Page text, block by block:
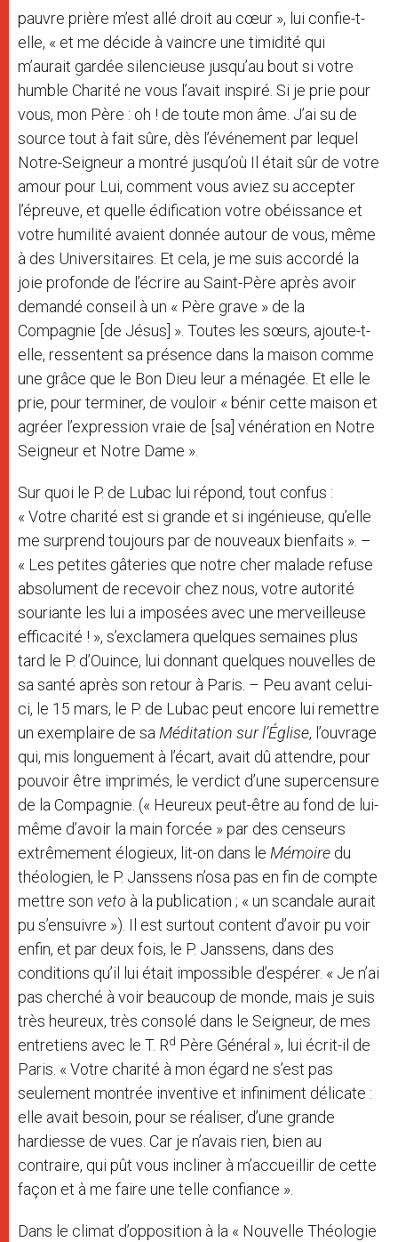
pauvre prière m’est allé droit au cœur », lui confie-t-
elle, « et me décide à vaincre une timidité qui
m’aurait gardée silencieuse jusqu’au bout si votre
humble Charité ne vous l’avait inspiré. Si je prie pour
vous, mon Père : oh ! de toute mon âme. J’ai su de
source tout à fait sûre, dès l’événement par lequel
Notre-Seigneur a montré jusqu’où Il était sûr de votre
amour pour Lui, comment vous aviez su accepter
l’épreuve, et quelle édification votre obéissance et
votre humilité avaient donnée autour de vous, même
à des Universitaires. Et cela, je me suis accordé la
joie profonde de l’écrire au Saint-Père après avoir
demandé conseil à un « Père grave » de la
Compagnie [de Jésus] ». Toutes les sœurs, ajoute-t-
elle, ressentent sa présence dans la maison comme
une grâce que le Bon Dieu leur a ménagée. Et elle le
prie, pour terminer, de vouloir « bénir cette maison et
agréer l’expression vraie de [sa] vénération en Notre
Seigneur et Notre Dame ».
Sur quoi le P. de Lubac lui répond, tout confus :
« Votre charité est si grande et si ingénieuse, qu’elle
me surprend toujours par de nouveaux bienfaits ». –
« Les petites gâteries que notre cher malade refuse
absolument de recevoir chez nous, votre autorité
souriante les lui a imposées avec une merveilleuse
efficacité ! », s’exclamera quelques semaines plus
tard le P. d’Ouince, lui donnant quelques nouvelles de
sa santé après son retour à Paris. – Peu avant celui-
ci, le 15 mars, le P. de Lubac peut encore lui remettre
un exemplaire de saMéditation sur l’Église, l’ouvrage
qui, mis longuement à l’écart, avait dû attendre, pour
pouvoir être imprimés, le verdict d’une supercensure
de la Compagnie. (« Heureux peut-être au fond de lui-
même d’avoir la main forcée » par des censeurs
extrêmement élogieux, lit-on dans le Mémoire du
théologien, le P. Janssens n’osa pas en fin de compte
mettre son veto à la publication ; « un scandale aurait
pu s’ensuivre »). Il est surtout content d’avoir pu voir
enfin, et par deux fois, le P. Janssens, dans des
conditions qu’il lui était impossible d’espérer. « Je n’ai
pas cherché à voir beaucoup de monde, mais je suis
très heureux, très consolé dans le Seigneur, de mes
entretiens avec le T. Rd Père Général », lui écrit-il de
Paris. « Votre charité à mon égard ne s’est pas
seulement montrée inventive et infiniment délicate :
elle avait besoin, pour se réaliser, d’une grande
hardiesse de vues. Car je n’avais rien, bien au
contraire, qui pût vous incliner à m’accueillir de cette
façon et à me faire une telle confiance ».
Dans le climat d’opposition à la « Nouvelle Théologie